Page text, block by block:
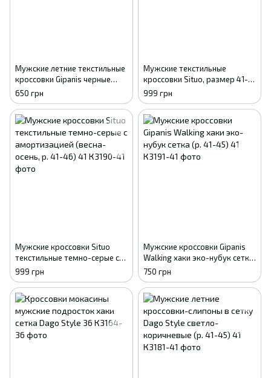
Мужские летние текстильные
кроссовки Gipanis черные
(Athletic) 41
650 грн
Мужские текстильные
кроссовки Situo, размер 41-
46, серые с пенковой
подошвой
999 грн
Мужские кроссовки Situo
текстильные темно-серые с
амортизацией (весна-осень,
р. 41-46) 41
999 грн
Мужские кроссовки Gipanis
Walking хаки эко-нубук сетка
(р. 41-45) 41
750 грн